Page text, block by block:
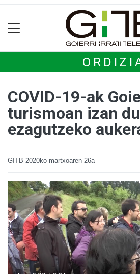
COVID-19-ak
turismoan izan
ezagutzeko
GITB 2020ko martxoaren 26a